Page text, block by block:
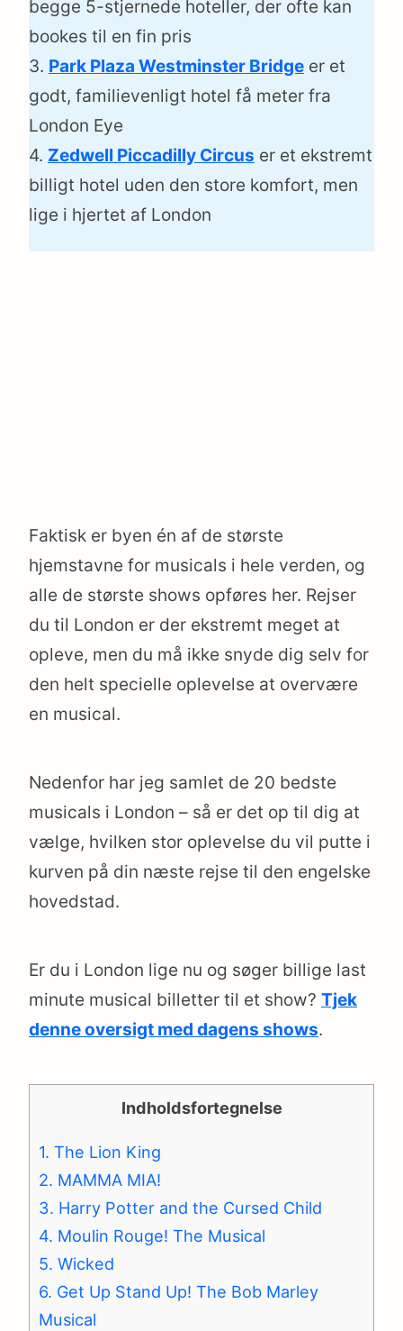
begge 5-stjernede hoteller, der ofte kan
bookes til en fin pris
3. Park Plaza Westminster Bridge er et
godt, familievenligt hotel få meter fra
London Eye
4. Zedwell Piccadilly Circus er et ekstremt
billigt hotel uden den store komfort, men
lige i hjertet af London
Faktisk er byen én af de største
hjemstavne for musicals i hele verden, og
alle de største shows opføres her. Rejser
du til London er der ekstremt meget at
opleve, men du må ikke snyde dig selv for
den helt specielle oplevelse at overvære
en musical.
Nedenfor har jeg samlet de 20 bedste
musicals i London – så er det op til dig at
vælge, hvilken stor oplevelse du vil putte i
kurven på din næste rejse til den engelske
hovedstad.
Er du i London lige nu og søger billige last
minute musical billetter til et show? Tjek
denne oversigt med dagens shows.
Indholdsfortegnelse
1. The Lion King
2. MAMMA MIA!
3. Harry Potter and the Cursed Child
4. Moulin Rouge! The Musical
5. Wicked
6. Get Up Stand Up! The Bob Marley
Musical